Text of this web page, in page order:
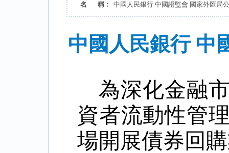
名 稱：
中國人民銀行 中國證監會 國家外匯局
中國人民銀行 中
為深化金融
資者流動性管
場開展債券回